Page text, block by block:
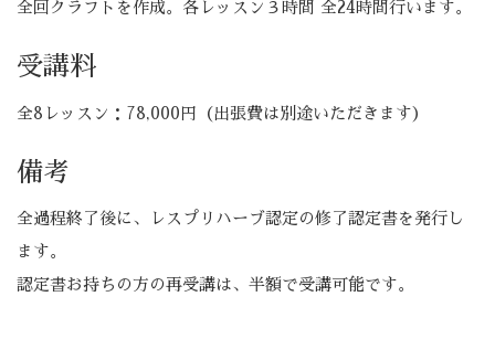
全回クラフトを作成。各レッスン３時間 全24時間行います。
受講料
全8レッスン：78,000円（出張費は別途いただきます）
備考
全過程終了後に、レスプリハーブ認定の修了認定書を発行し
ます。
認定書お持ちの方の再受講は、半額で受講可能です。